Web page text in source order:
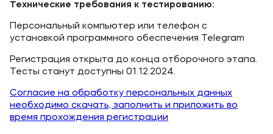
Технические требования к тестированию:
Персональный компьютер или телефон с
установкой программного обеспечения Telegram
Регистрация открыта до конца отборочного этапа.
Тесты станут доступны 01.12.2024.
Согласие на обработку персональных данных
необходимо скачать, заполнить и приложить во
время прохождения регистрации